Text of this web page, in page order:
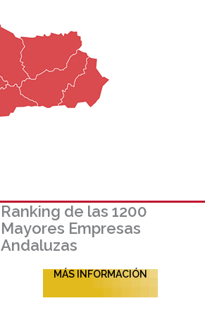
Ranking de las 1200
Mayores Empresas
Andaluzas
MÁS INFORMACIÓN